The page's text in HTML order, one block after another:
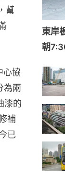
幫
心協
為兩
漆的
補
已
東岸
朝